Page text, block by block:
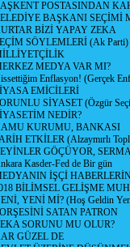
POSTASINDAN
BAŞKANI SEÇİMİ
BİZİ YAPAY ZEKA
SÖYLEMLERİ (Ak Parti)
MEDYA VAR MI?
Enflasyon! (Gerçek
EMİCİLERİ
SİYASET (Özgür
NEDİR?
KURUMU, BANKASI
ETKİLER (Alzaymırlı
GÖÇÜYOR,
Kasder-Fed de Bir gün
İŞÇİ
BİLİMSEL GELİŞME
YENİ Mİ? (Hoş Geldin
SATAN PATRON
SORUNU MU OLUR?
GÜZEL DE